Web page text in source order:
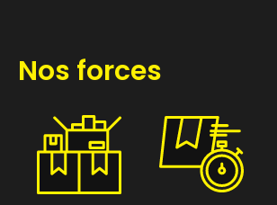
Nos forces